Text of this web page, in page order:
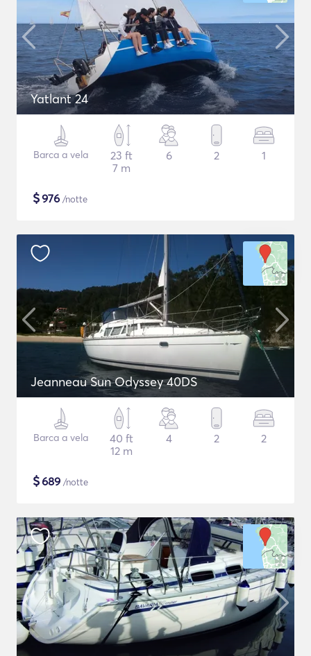
Yatlant 24
Barca a vela
23 ft
7 m
6 2 1
$976 /notte
Jeanneau Sun Odyssey 40DS
Barca a vela
40 ft
12 m
4 2 2
$689 /notte